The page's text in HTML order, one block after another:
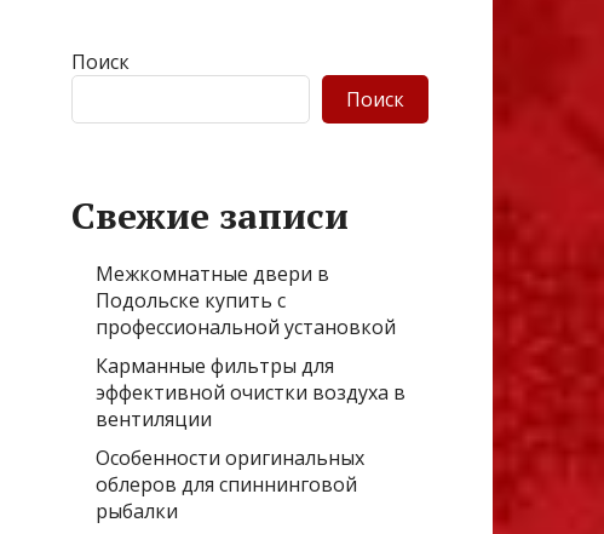
Поиск
Поиск
Свежие записи
Межкомнатные двери в
Подольске купить с
профессиональной установкой
Карманные фильтры для
эффективной очистки воздуха в
вентиляции
Особенности оригинальных
облеров для спиннинговой
рыбалки